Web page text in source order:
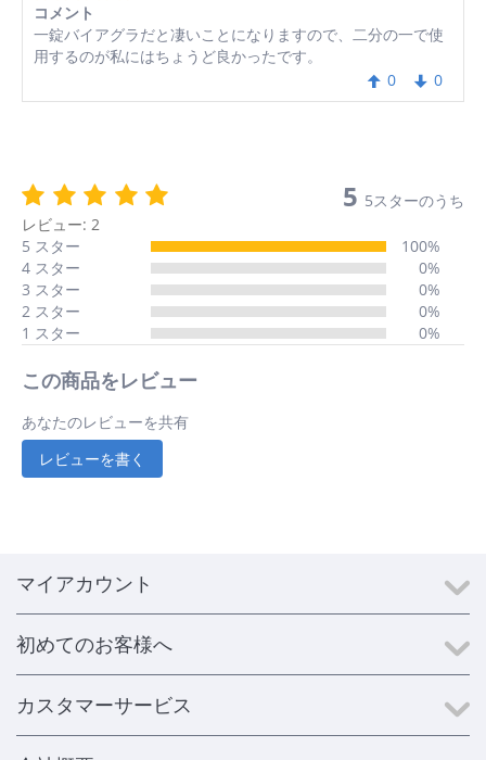
コメント
一錠バイアグラだと凄いことになりますので、二分の一で使
用するのが私にはちょうど良かったです。
0
0
5 5スターのうち
レビュー: 2
5 スター
100%
4 スター
0%
3 スター
0%
2 スター
0%
1 スター
0%
この商品をレビュー
あなたのレビューを共有
レビューを書く
マイアカウント
初めてのお客様へ
カスタマーサービス